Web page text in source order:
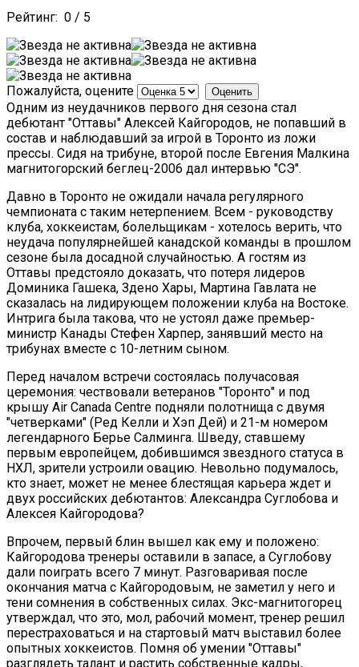
Рейтинг: 0 / 5
Пожалуйста, оцените
Одним из неудачников первого дня сезона стал
дебютант "Оттавы" Алексей Кайгородов, не попавший в
состав и наблюдавший за игрой в Торонто из ложи
прессы. Сидя на трибуне, второй после Евгения Малкина
магнитогорский беглец-2006 дал интервью "СЭ".
Давно в Торонто не ожидали начала регулярного
чемпионата с таким нетерпением. Всем - руководству
клуба, хоккеистам, болельщикам - хотелось верить, что
неудача популярнейшей канадской команды в прошлом
сезоне была досадной случайностью. А гостям из
Оттавы предстояло доказать, что потеря лидеров
Доминика Гашека, Здено Хары, Мартина Гавлата не
сказалась на лидирующем положении клуба на Востоке.
Интрига была такова, что не устоял даже премьер-
министр Канады Стефен Харпер, занявший место на
трибунах вместе с 10-летним сыном.
Перед началом встречи состоялась получасовая
церемония: чествовали ветеранов "Торонто" и под
крышу Air Canada Centre подняли полотнища с двумя
"четверками" (Ред Келли и Хэп Дей) и 21-м номером
легендарного Берье Салминга. Шведу, ставшему
первым европейцем, добившимся звездного статуса в
НХЛ, зрители устроили овацию. Невольно подумалось,
кто знает, может не менее блестящая карьера ждет и
двух российских дебютантов: Александра Суглобова и
Алексея Кайгородова?
Впрочем, первый блин вышел как ему и положено:
Кайгородова тренеры оставили в запасе, а Суглобову
дали поиграть всего 7 минут. Разговаривая после
окончания матча с Кайгородовым, не заметил у него и
тени сомнения в собственных силах. Экс-магнитогорец
утверждал, что это, мол, рабочий момент, тренер решил
перестраховаться и на стартовый матч выставил более
опытных хоккеистов. Помня об умении "Оттавы"
разглядеть талант и растить собственные кадры,